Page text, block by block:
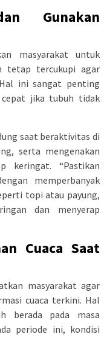
Gunakan
masyarakat untuk
tetap tercukupi agar
ini sangat penting
cepat jika tubuh tidak
saat beraktivitas di
serta mengenakan
keringat. “Pastikan
memperbanyak
topi atau payung,
dan menyerap
Cuaca Saat
masyarakat agar
cuaca terkini. Hal
berada pada masa
periode ini, kondisi